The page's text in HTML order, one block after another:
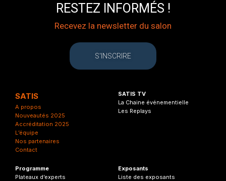
RESTEZ INFORMÉS !
Recevez la newsletter du salon
S'INSCRIRE
SATIS
A propos
Nouveautés 2025
Accréditation 2025
L’équipe
Nos partenaires
Contact
SATIS TV
La Chaine événementielle
Les Replays
Programme
Plateaux d’experts
Exposants
Liste des exposants